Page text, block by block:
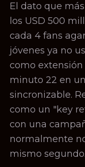
El dato que
los USD 500
cada 4 fans
jóvenes ya no
como extensión
minuto 22 en
sincronizable.
como un "key
con una
normalmente
mismo segundo.